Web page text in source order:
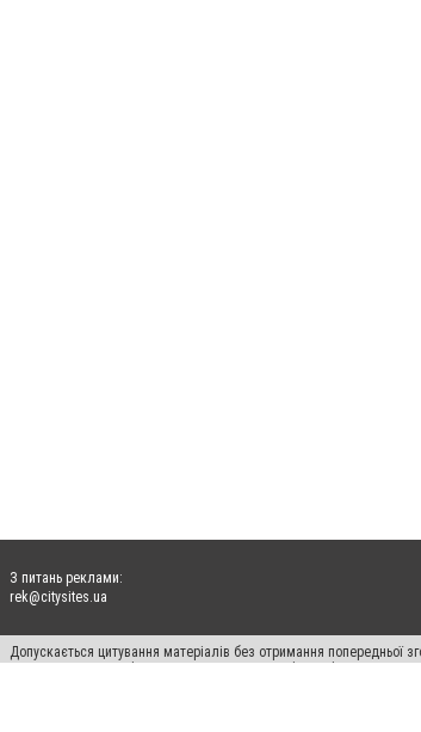
З питань реклами:
rek@citysites.ua
Допускається цитування матеріалів без отримання попередньої
пошукових систем гіперпосилання на цитовані статті не нижче